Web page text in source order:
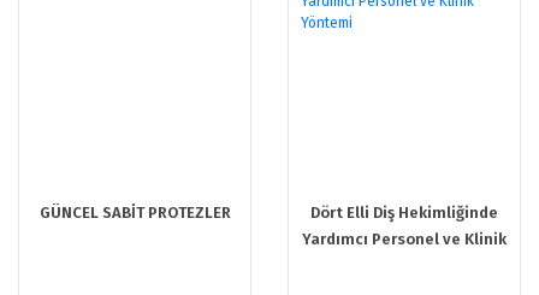
GÜNCEL SABİT PROTEZLER
Dört Elli Diş Hekimliğinde
Yardımcı Personel ve Klinik